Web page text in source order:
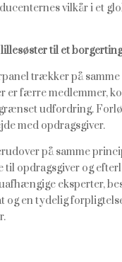
vilkår i et
til et
trækker på
er færre medlemmer,
udfordring.
med opdragsgiver.
på samme
opdragsgiver og
eksperter,
og en tydelig